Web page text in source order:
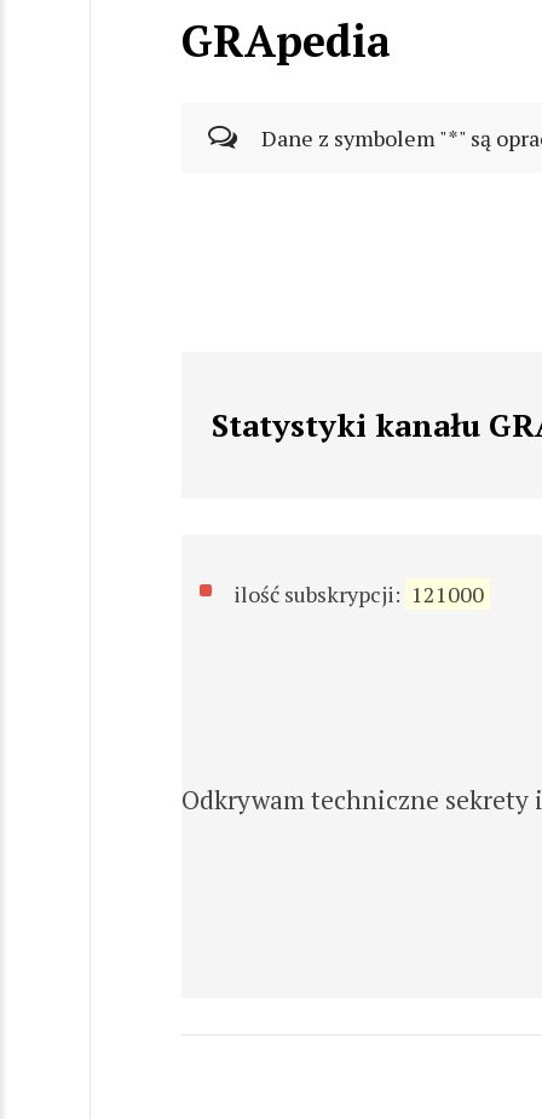
GRApedia
Dane z symbolem "*" są
Statystyki kanału
ilość subskrypcji: 121000
Odkrywam techniczne